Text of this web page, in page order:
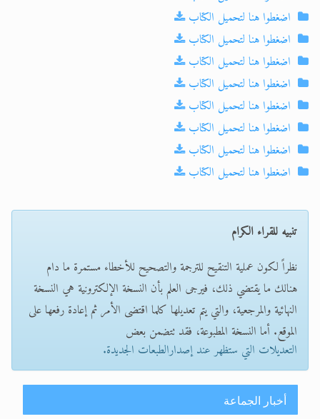
اضغطوا هنا لتحميل الكتاب
اضغطوا هنا لتحميل الكتاب
اضغطوا هنا لتحميل الكتاب
اضغطوا هنا لتحميل الكتاب
اضغطوا هنا لتحميل الكتاب
اضغطوا هنا لتحميل الكتاب
اضغطوا هنا لتحميل الكتاب
اضغطوا هنا لتحميل الكتاب
تنبيه للقراء الكرام
نظراً لكون عملية التنقيح للترجمة والتصحيح للأخطاء مستمرة ما دام
هنالك ما يقتضي ذلك، فيرجى العلم بأن النسخة الإلكترونية هي النسخة
النهائية والمرجعية، والتي يتم تعديلها كلما اقتضى الأمر ثم إعادة رفعها على
الموقع. أما النسخة المطبوعة، فقد تتضمن بعض
التعديلات التي ستظهر عند إصدارالطبعات الجديدة.
أخبار الجماعة